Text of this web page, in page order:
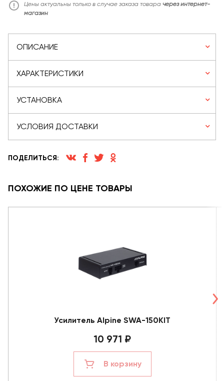
Цены актуальны только в случае заказа товара через интернет-
магазин
ОПИСАНИЕ
ХАРАКТЕРИСТИКИ
УСТАНОВКА
УСЛОВИЯ ДОСТАВКИ
ПОДЕЛИТЬСЯ:
ПОХОЖИЕ ПО ЦЕНЕ ТОВАРЫ
Усилитель Alpine SWA-150KIT
10 971 ₽
В корзину